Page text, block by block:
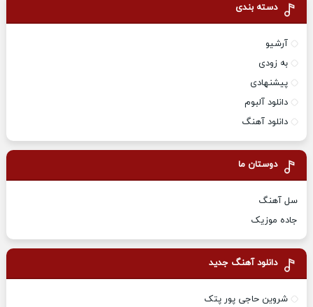
دسته بندی
آرشیو
به زودی
پیشنهادی
دانلود آلبوم
دانلود آهنگ
دوستان ما
سل آهنگ
جاده موزیک
دانلود آهنگ جدید
شروین حاجی پور پتک